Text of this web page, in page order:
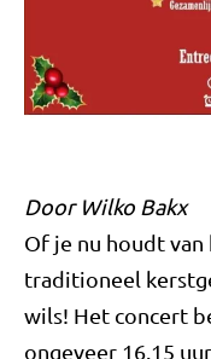
Door Wilko Bakx
Of je nu houdt
traditioneel
wils! Het concert
ongeveer 16.15